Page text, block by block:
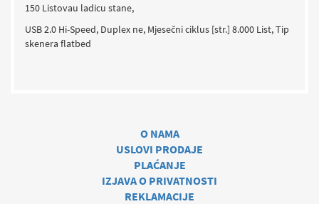
150 Listovau ladicu stane,
USB 2.0 Hi-Speed, Duplex ne, Mjesečni ciklus [str.] 8.000 List, Tip
skenera flatbed
O NAMA
USLOVI PRODAJE
PLAĆANJE
IZJAVA O PRIVATNOSTI
REKLAMACIJE